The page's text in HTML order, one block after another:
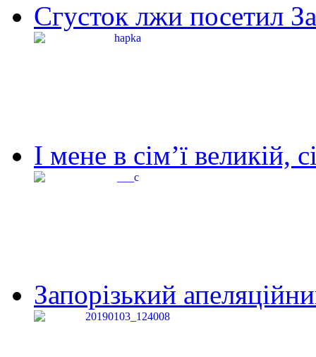
Сгусток лжи посетил
І мене в сім’ї великій,
Запорізький